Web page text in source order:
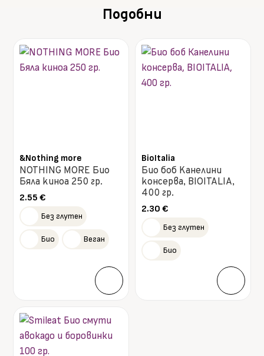
Подобни
&Nothing more
NOTHING MORE Био
Бяла киноа 250 гр.
2.55€
Без глутен
Био Веган
BioItalia
Био боб Канелини
консерва, BIOITALIA,
400 гр.
2.30 €
Без глутен
Био